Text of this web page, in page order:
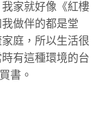
家就好像《紅樓
做伴的都是堂
庭，所以生活很
有這種環境的台
書。